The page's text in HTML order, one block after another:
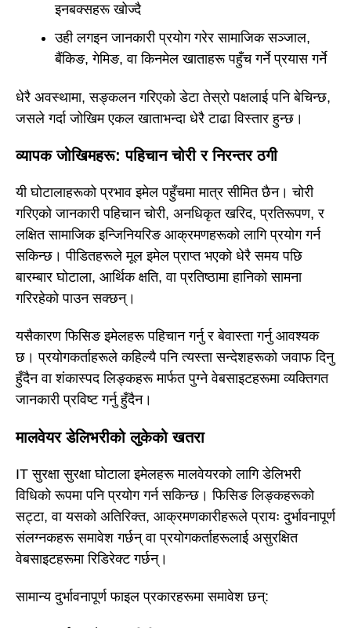
इनबक्सहरू खोज्दै
उही लगइन जानकारी प्रयोग गरेर सामाजिक सञ्जाल,
बैंकिङ, गेमिङ, वा किनमेल खाताहरू पहुँच गर्ने प्रयास गर्ने
धेरै अवस्थामा, सङ्कलन गरिएको डेटा तेस्रो पक्षलाई पनि बेचिन्छ,
जसले गर्दा जोखिम एकल खाताभन्दा धेरै टाढा विस्तार हुन्छ।
व्यापक जोखिमहरू: पहिचान चोरी र निरन्तर ठगी
यी घोटालाहरूको प्रभाव इमेल पहुँचमा मात्र सीमित छैन। चोरी
गरिएको जानकारी पहिचान चोरी, अनधिकृत खरिद, प्रतिरूपण, र
लक्षित सामाजिक इन्जिनियरिङ आक्रमणहरूको लागि प्रयोग गर्न
सकिन्छ। पीडितहरूले मूल इमेल प्राप्त भएको धेरै समय पछि
बारम्बार घोटाला, आर्थिक क्षति, वा प्रतिष्ठामा हानिको सामना
गरिरहेको पाउन सक्छन्।
यसैकारण फिसिङ इमेलहरू पहिचान गर्नु र बेवास्ता गर्नु आवश्यक
छ। प्रयोगकर्ताहरूले कहिल्यै पनि त्यस्ता सन्देशहरूको जवाफ दिनु
हुँदैन वा शंकास्पद लिङ्कहरू मार्फत पुग्ने वेबसाइटहरूमा व्यक्तिगत
जानकारी प्रविष्ट गर्नु हुँदैन।
मालवेयर डेलिभरीको लुकेको खतरा
IT सुरक्षा सुरक्षा घोटाला इमेलहरू मालवेयरको लागि डेलिभरी
विधिको रूपमा पनि प्रयोग गर्न सकिन्छ। फिसिङ लिङ्कहरूको
सट्टा, वा यसको अतिरिक्त, आक्रमणकारीहरूले प्रायः दुर्भावनापूर्ण
संलग्नकहरू समावेश गर्छन् वा प्रयोगकर्ताहरूलाई असुरक्षित
वेबसाइटहरूमा रिडिरेक्ट गर्छन्।
सामान्य दुर्भावनापूर्ण फाइल प्रकारहरूमा समावेश छन्: